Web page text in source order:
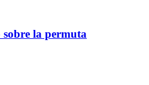
sobre la permuta